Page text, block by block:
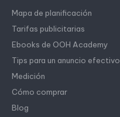
Mapa de planificación
Tarifas publicitarias
Ebooks de OOH Academy
Tips para un anuncio efectivo
Medición
Cómo comprar
Blog